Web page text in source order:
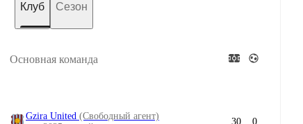
Клуб Сезон
Основная команда
Gzira United (Свободный агент)
30 0